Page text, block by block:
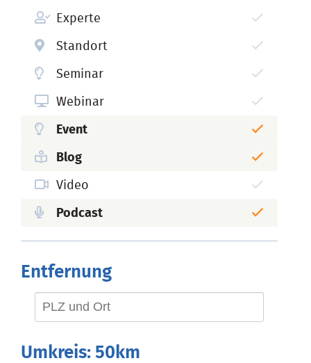
Experte
Standort
Seminar
Webinar
Event
Blog
Video
Podcast
Entfernung
Umkreis: 50km